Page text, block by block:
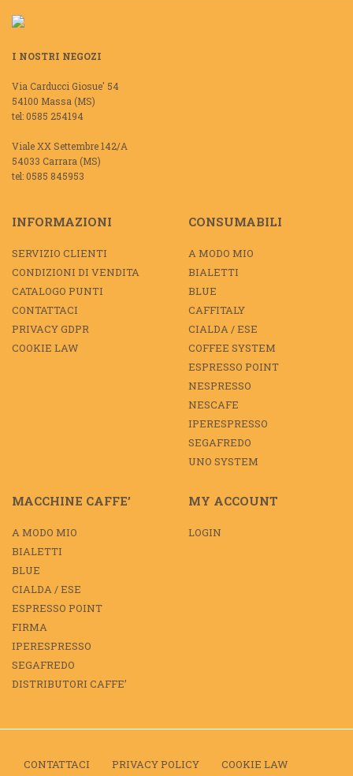
I NOSTRI NEGOZI
Via Carducci Giosue' 54
54100 Massa (MS)
tel: 0585 254194
Viale XX Settembre 142/A
54033 Carrara (MS)
tel: 0585 845953
INFORMAZIONI
SERVIZIO CLIENTI
CONDIZIONI DI VENDITA
CATALOGO PUNTI
CONTATTACI
PRIVACY GDPR
COOKIE LAW
CONSUMABILI
A MODO MIO
BIALETTI
BLUE
CAFFITALY
CIALDA / ESE
COFFEE SYSTEM
ESPRESSO POINT
NESPRESSO
NESCAFE
IPERESPRESSO
SEGAFREDO
UNO SYSTEM
MACCHINE CAFFE’
A MODO MIO
BIALETTI
BLUE
CIALDA / ESE
ESPRESSO POINT
FIRMA
IPERESPRESSO
SEGAFREDO
DISTRIBUTORI CAFFE’
MY ACCOUNT
LOGIN
CONTATTACI PRIVACY POLICY COOKIE LAW